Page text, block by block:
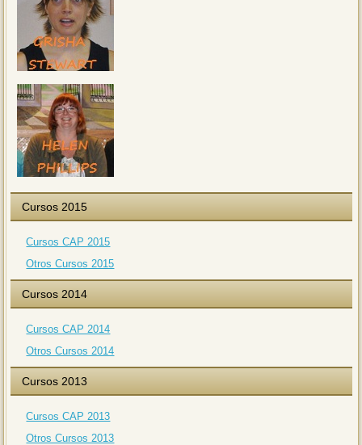
Cursos 2015
Cursos CAP 2015
Otros Cursos 2015
Cursos 2014
Cursos CAP 2014
Otros Cursos 2014
Cursos 2013
Cursos CAP 2013
Otros Cursos 2013